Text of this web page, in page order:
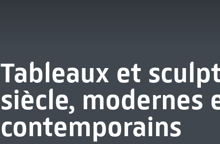
Tableaux et
siècle, modernes
contemporains